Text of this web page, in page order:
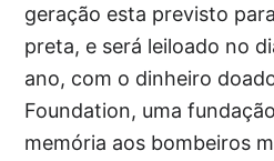
geração esta previsto
preta, e será leiloado no
ano, com o dinheiro
Foundation, uma
memória aos bombeiros